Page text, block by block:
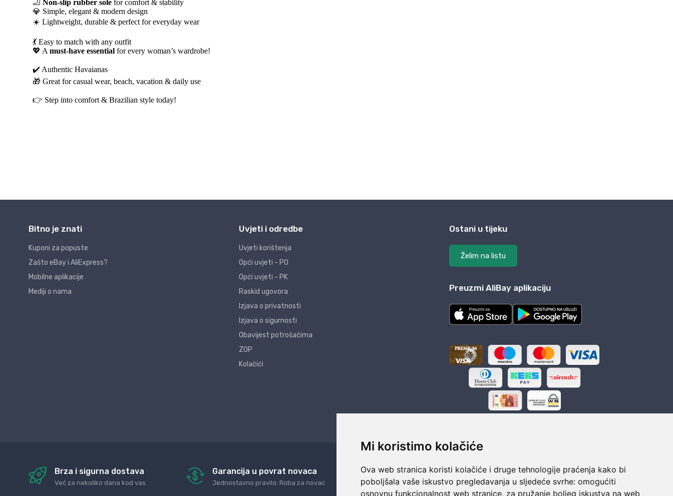
Mi koristimo kolačiće
Ova web stranica koristi kolačiće i druge tehnologije praćenja kako bi
poboljšala vaše iskustvo pregledavanja u sljedeće svrhe: omogućiti
osnovnu funkcionalnost web stranice, za pružanje boljeg iskustva na web
Bitno je znati
Kuponi za popuste
Zašto eBay i AliExpress?
Mobilne aplikacije
Mediji o nama
Uvjeti i odredbe
Uvjeti korištenja
Opći uvjeti - PO
Opći uvjeti - PK
Raskid ugovora
Izjava o privatnosti
Izjava o sigurnosti
Obavijest potrošačima
ZOP
Kolačići
Ostani u tijeku
Želim na listu
Preuzmi AliBay aplikaciju
Brza i sigurna dostava
Već za nekoliko dana kod vas
Garancija u povrat novaca
Jednostavno pravilo: Roba za novac
24/7 odlična podrška
Naši agenti uvijek na raspolaganju
Sigurno obročno plaćanje
Do 24 rata bez kamata